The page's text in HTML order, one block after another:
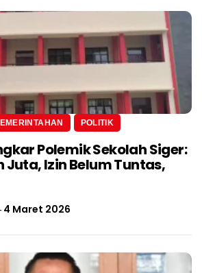
POLITIK
Polemik Sekolah Siger:
Juta, Izin Belum Tuntas,
4 Maret 2026